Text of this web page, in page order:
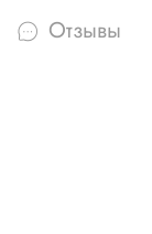
Отзывы